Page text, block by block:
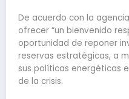
De acuerdo con la
ofrecer “un bienvenido
oportunidad de reponer
reservas estratégicas, a
sus políticas energéticas
de la crisis.